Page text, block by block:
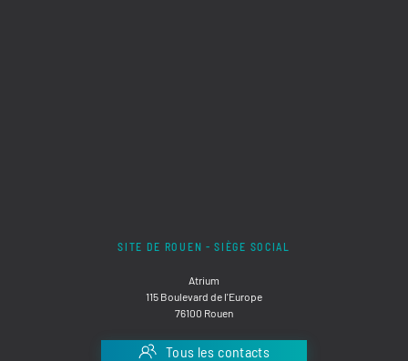
SITE DE ROUEN - SIÈGE SOCIAL
Atrium
115 Boulevard de l'Europe
76100 Rouen
Tous les contacts